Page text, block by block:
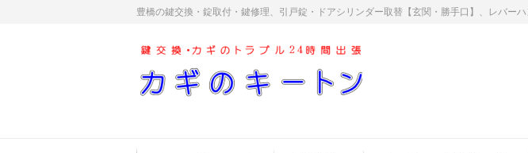
豊橋の鍵交換・錠取付・鍵修理、引戸錠・ドアシリンダー取替【玄関・勝手口】、レバー